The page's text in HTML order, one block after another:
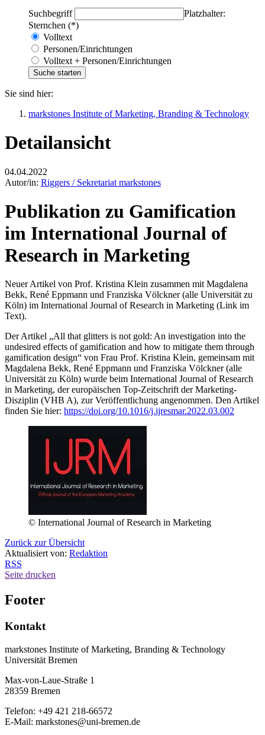
Suchbegriff
Platzhalter:
Sternchen (*)
Volltext
Personen/Einrichtungen
Volltext + Personen/Einrichtungen
Sie sind hier:
markstones Institute of Marketing, Branding & Technology
Detailansicht
04.04.2022
Autor/in: Riggers / Sekretariat markstones
Publikation zu Gamification
im International Journal of
Research in Marketing
Neuer Artikel von Prof. Kristina Klein zusammen mit Magdalena
Bekk, René Eppmann und Franziska Völckner (alle Universität zu
Köln) im International Journal of Research in Marketing (Link im
Text).
Der Artikel „All that glitters is not gold: An investigation into the
undesired effects of gamification and how to mitigate them through
gamification design“ von Frau Prof. Kristina Klein, gemeinsam mit
Magdalena Bekk, René Eppmann und Franziska Völckner (alle
Universität zu Köln) wurde beim International Journal of Research
in Marketing, der europäischen Top-Zeitschrift der Marketing-
Disziplin (VHB A), zur Veröffentlichung angenommen. Den Artikel
finden Sie hier: https://doi.org/10.1016/j.ijresmar.2022.03.002
© International Journal of Research in Marketing
Zurück zur Übersicht
Aktualisiert von: Redaktion
RSS
Seite drucken
Footer
Kontakt
markstones Institute of Marketing, Branding & Technology
Universität Bremen
Max-von-Laue-Straße 1
28359 Bremen
Telefon: +49 421 218-66572
E-Mail: markstones@uni-bremen.de